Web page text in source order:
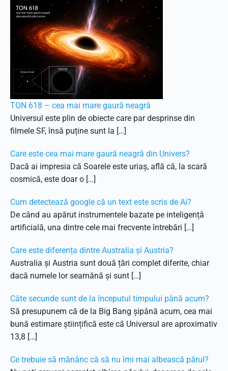
TON 618 – cea mai mare gaură neagră
Universul este plin de obiecte care par desprinse din
filmele SF, însă puține sunt la […]
Care este cea mai mare gaură neagră din Univers?
Dacă ai impresia că Soarele este uriaș, află că, la scară
cosmică, este doar o […]
Cum detectează google că un text este scris de Ai?
De când au apărut instrumentele bazate pe inteligență
artificială, una dintre cele mai frecvente întrebări […]
Care este diferența dintre Australia și Austria?
Australia și Austria sunt două țări complet diferite, chiar
dacă numele lor seamănă și sunt […]
Câte secunde sunt de la începutul timpului până acum?
Să presupunem că de la Big Bang șipână acum, cea mai
bună estimare științifică este că Universul are aproximativ
13,8 […]
Ce trebuie să mănânc că să nu îmi mai albească părul?